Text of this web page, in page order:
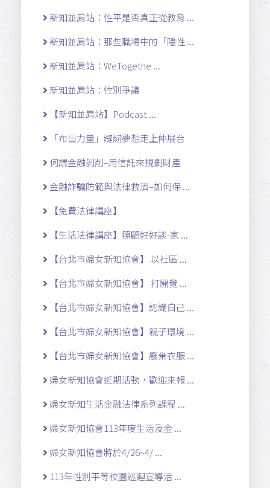
新知並肩站：性平是否真正從教育 ...
新知並肩站：那些職場中的「隱性 ...
新知並肩站：WeTogethe ...
新知並肩站：性別爭議
【新知並肩站】Podcast ...
「布出力量」縫紉夢想走上伸展台
何謂金融剝削–用信託來規劃財產
金融詐騙防範與法律救濟–如何保 ...
【免費法律講座】
【生活法律講座】照顧好好談-家 ...
【台北市婦女新知協會】 以社區 ...
【台北市婦女新知協會】 打開覺 ...
【台北市婦女新知協會】認識自己 ...
【台北市婦女新知協會】親子環境 ...
【台北市婦女新知協會】廢棄衣服 ...
婦女新知協會近期活動，歡迎來報 ...
婦女新知生活金融法律系列課程 ...
婦女新知協會113年度生活及金 ...
婦女新知協會將於4/26~4/ ...
113年性別平等校園巡迴宣導活 ...